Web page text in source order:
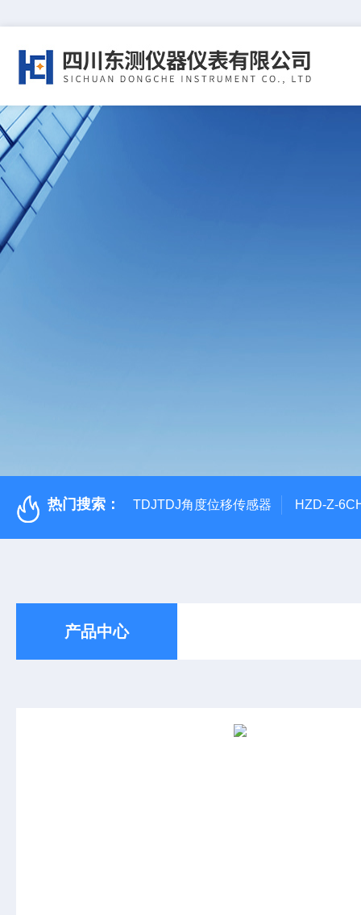
热门搜索： TDJTDJ角度位移传感器 HZD-Z-
产品中心